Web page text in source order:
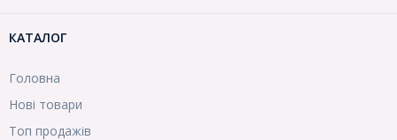
КАТАЛОГ
Головна
Нові товари
Топ продажів